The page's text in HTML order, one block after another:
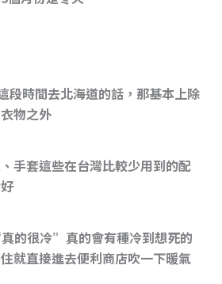
段時間去北海道的話，那基本上除
物之外
手套這些在台灣比較少用到的配
的很冷”真的會有種冷到想死的
就直接進去便利商店吹一下暖氣